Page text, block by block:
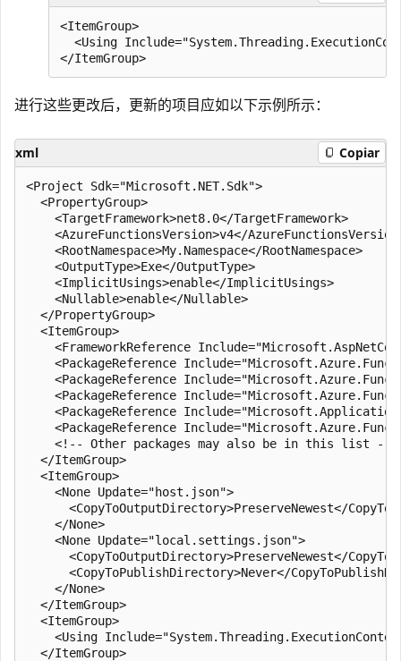
<ItemGroup>
<Using
进行这些更改后，更新的项目应如以下示例所示：
xml Copiar
<Project Sdk="Microsoft.NET.Sdk">
  <PropertyGroup>
    <TargetFramework>net8.0</TargetFramework>
<AzureFunctionsVersion>v4</
    <RootNamespace>My.Namespace</RootNamespace>
    <OutputType>Exe</OutputType>
    <ImplicitUsings>enable</ImplicitUsings>
    <Nullable>enable</Nullable>
  </PropertyGroup>
  <ItemGroup>
<FrameworkReference
<PackageReference
<PackageReference
<PackageReference
<PackageReference
<PackageReference
    <!-- Other packages may also be in this list -->
  </ItemGroup>
  <ItemGroup>
    <None Update="host.json">
<CopyToOutputDirectory>PreserveNewest</
    </None>
    <None Update="local.settings.json">
<CopyToOutputDirectory>PreserveNewest</
<CopyToPublishDirectory>Never</
    </None>
  </ItemGroup>
  <ItemGroup>
<Using
  </ItemGroup>